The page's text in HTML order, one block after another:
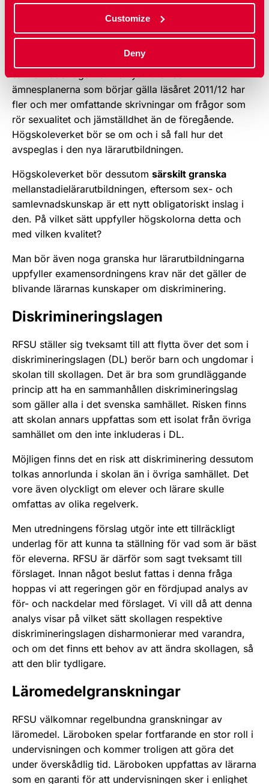
Customize
Deny
RFSU:s föreslår
RFSU anser att Högskoleverket i sin kommande tillsyn
lärarutbildningen ger kunskap om sex- och
samlevnadsfrågorna. De nya kurs- och
ämnesplanerna som börjar gälla läsåret 2011/12 har
fler och mer omfattande skrivningar om frågor som
rör sexualitet och jämställdhet än de föregående.
Högskoleverket bör se om och i så fall hur det
avspeglas i den nya lärarutbildningen.
Högskoleverket bör dessutom särskilt granska
mellanstadielärarutbildningen, eftersom sex- och
samlevnadskunskap är ett nytt obligatoriskt inslag i
den. På vilket sätt uppfyller högskolorna detta och
med vilken kvalitet?
Man bör även noga granska hur lärarutbildningarna
uppfyller examensordningens krav när det gäller de
blivande lärarnas kunskaper om diskriminering.
Diskrimineringslagen
RFSU ställer sig tveksamt till att flytta över det som i
diskrimineringslagen (DL) berör barn och ungdomar i
skolan till skollagen. Det är bra som grundläggande
princip att ha en sammanhållen diskrimineringslag
som gäller alla i det svenska samhället. Risken finns
att skolan annars uppfattas som ett isolat från övriga
samhället om den inte inkluderas i DL.
Möjligen finns det en risk att diskriminering dessutom
tolkas annorlunda i skolan än i övriga samhället. Det
vore även olyckligt om elever och lärare skulle
omfattas av olika regelverk.
Men utredningens förslag utgör inte ett tillräckligt
underlag för att kunna ta ställning för vad som är bäst
för eleverna. RFSU är därför som sagt tveksamt till
förslaget. Innan något beslut fattas i denna fråga
hoppas vi att regeringen gör en fördjupad analys av
för- och nackdelar med förslaget. Vi vill då att denna
analys visar på vilket sätt skollagen respektive
diskrimineringslagen disharmonierar med varandra,
och om det finns ett behov av att ändra skollagen, så
att den blir tydligare.
Läromedelgranskningar
RFSU välkomnar regelbundna granskningar av
läromedel. Läroboken spelar fortfarande en stor roll i
undervisningen och kommer troligen att göra det
under överskådlig tid. Läroboken uppfattas av lärarna
som en garanti för att undervisningen sker i enlighet